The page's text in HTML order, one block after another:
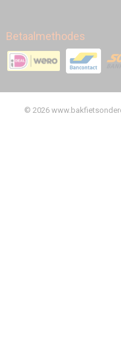
Betaalmethodes
© 2026